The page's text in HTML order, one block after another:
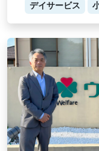
デイサービス